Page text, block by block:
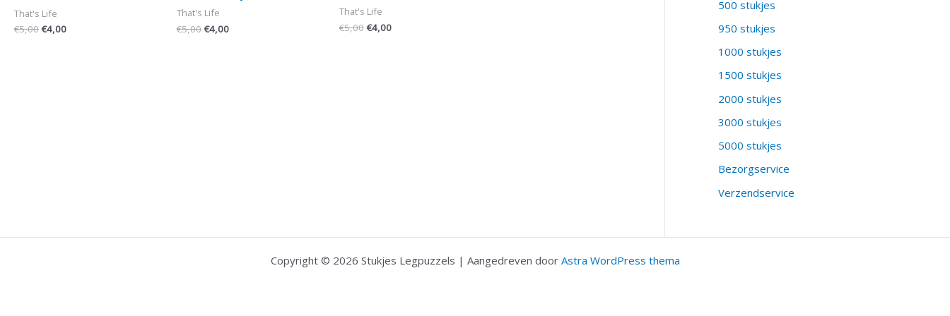
That's Life
€5,00 €4,00
That's Life
€5,00 €4,00
That's Life
€5,00 €4,00
500 stukjes
950 stukjes
1000 stukjes
1500 stukjes
2000 stukjes
3000 stukjes
5000 stukjes
Bezorgservice
Verzendservice
Copyright © 2026 Stukjes Legpuzzels | Aangedreven door Astra WordPress thema